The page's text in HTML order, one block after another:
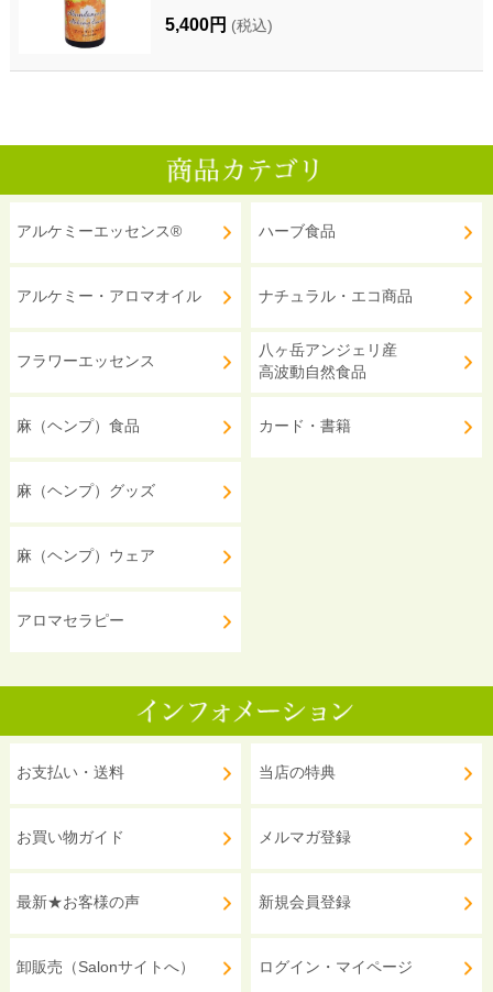
5,400円 (税込)
アルケミーエッセンス®
アルケミー・アロマオイル
フラワーエッセンス
麻（ヘンプ）食品
麻（ヘンプ）グッズ
麻（ヘンプ）ウェア
アロマセラピー
ハーブ食品
ナチュラル・エコ商品
八ヶ岳アンジェリ産
高波動自然食品
カード・書籍
お支払い・送料
お買い物ガイド
最新★お客様の声
卸販売（Salonサイトへ）
当店の特典
メルマガ登録
新規会員登録
ログイン・マイページ